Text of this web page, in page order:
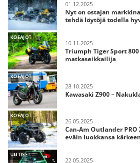
01.12.2025
Nyt on ostajan
tehdä löytöjä todella
KOEAJOT
10.11.2025
Triumph Tiger Sport
matkaseikkailija
KOEAJOT
28.10.2025
Kawasaki Z900 –
KOEAJOT
26.05.2025
Can-Am Outlander PRO
eväin luokkansa kärkeen
UUTISET
22.05.2025